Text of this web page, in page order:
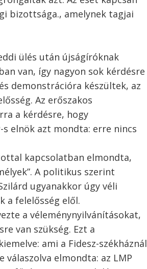
bizottsága., amelynek tagjai
ülés után újságíróknak
van, így nagyon sok kérdésre
demonstrációra készültek, az
Az erőszakos
a kérdésre, hogy
elnök azt mondta: erre nincs
kapcsolatban elmondta,
A politikus szerint
ugyanakkor úgy véli
a felelősség elől.
a véleménynyilvánításokat,
van szükség. Ezt a
ami a Fidesz-székháznál
elmondta: az LMP